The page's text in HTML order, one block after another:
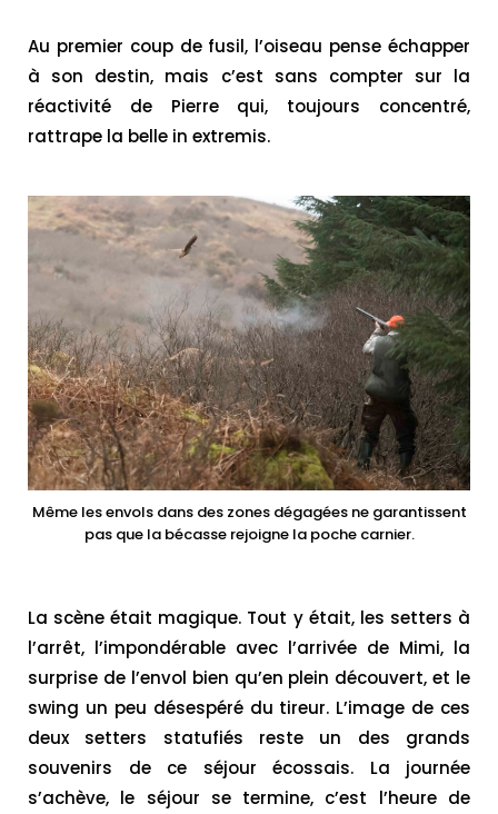
Au premier coup de fusil, l’oiseau pense échapper
à son destin, mais c’est sans compter sur la
réactivité de Pierre qui, toujours concentré,
rattrape la belle in extremis.
Même les envols dans des zones dégagées ne garantissent
pas que la bécasse rejoigne la poche carnier.
La scène était magique. Tout y était, les setters à
l’arrêt, l’impondérable avec l’arrivée de Mimi, la
surprise de l’envol bien qu’en plein découvert, et le
swing un peu désespéré du tireur. L’image de ces
deux setters statufiés reste un des grands
souvenirs de ce séjour écossais. La journée
s’achève, le séjour se termine, c’est l’heure de